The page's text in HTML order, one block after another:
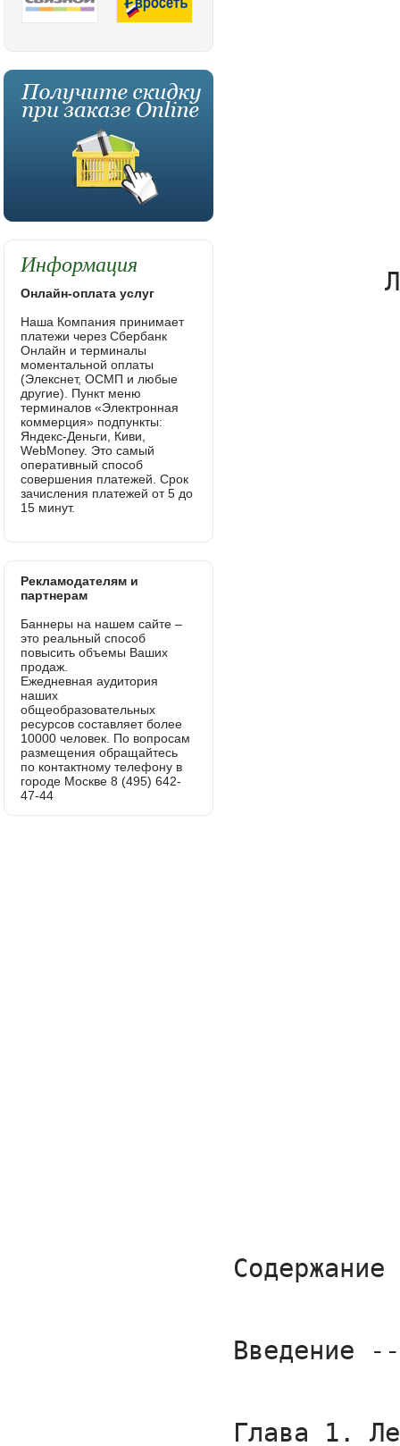
Информация
Онлайн-оплата услуг
Наша Компания принимает
платежи через Сбербанк
Онлайн и терминалы
моментальной оплаты
(Элекснет, ОСМП и любые
другие). Пункт меню
терминалов «Электронная
коммерция» подпункты:
Яндекс-Деньги, Киви,
WebMoney. Это самый
оперативный способ
совершения платежей. Срок
зачисления платежей от 5 до
15 минут.
Рекламодателям и
партнерам
Баннеры на нашем сайте –
это реальный способ
повысить объемы Ваших
продаж.
Ежедневная аудитория
наших
общеобразовательных
ресурсов составляет более
10000 человек. По вопросам
размещения обращайтесь
по контактному телефону в
городе Москве 8 (495) 642-
47-44